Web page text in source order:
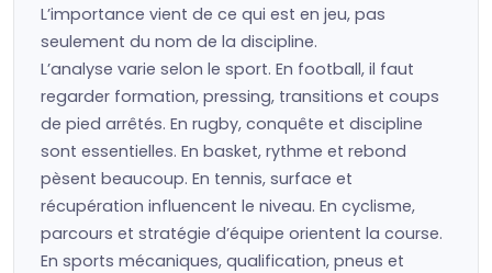
L’importance vient de ce qui est en jeu, pas
seulement du nom de la discipline.
L’analyse varie selon le sport. En football, il faut
regarder formation, pressing, transitions et coups
de pied arrêtés. En rugby, conquête et discipline
sont essentielles. En basket, rythme et rebond
pèsent beaucoup. En tennis, surface et
récupération influencent le niveau. En cyclisme,
parcours et stratégie d’équipe orientent la course.
En sports mécaniques, qualification, pneus et